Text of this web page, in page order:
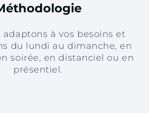
adaptons à vos besoins et
du lundi au dimanche, en
soirée, en distanciel ou en
présentiel.